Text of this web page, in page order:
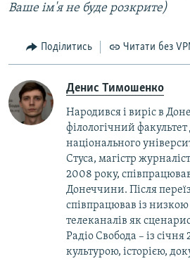
Ваше ім'я не буде розкрите)
Поділитись Читати без
Денис Тимошенко
Народився і виріс в
філологічний
національного
Стуса, магістр
2008 року,
Донеччини. Після
співпрацював із
телеканалів як
Радіо Свобода – із
культурою, історією,